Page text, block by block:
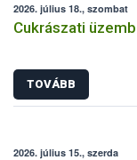
2026. július 18., szombat
Cukrászati
TOVÁBB
2026. július 15., szerda